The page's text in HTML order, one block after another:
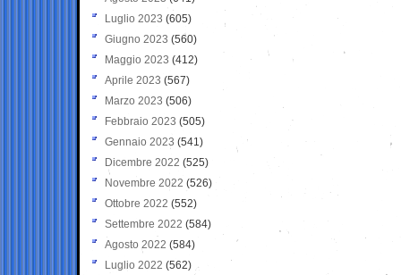
Luglio 2023 (605)
Giugno 2023 (560)
Maggio 2023 (412)
Aprile 2023 (567)
Marzo 2023 (506)
Febbraio 2023 (505)
Gennaio 2023 (541)
Dicembre 2022 (525)
Novembre 2022 (526)
Ottobre 2022 (552)
Settembre 2022 (584)
Agosto 2022 (584)
Luglio 2022 (562)